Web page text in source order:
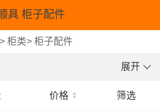
具 柜子配件
>柜类>柜子配件
展开
价格 筛选